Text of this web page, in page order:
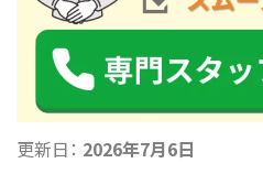
更新日： 2026年7月6日